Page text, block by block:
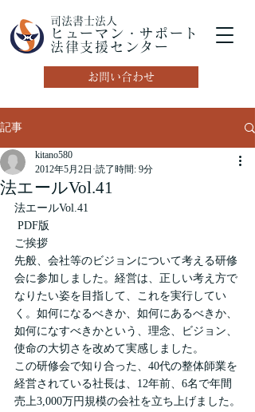
司法書士法人
ヒューマン・サポート
法律支援センター
お問い合わせ
記事
法エールVol.41
kitano580
2012年5月2日 読了時間: 9分
法エールVol.41
PDF版
ご挨拶
先般、会社等のビジョンについて考える研修
会に参加しました。経営は、正しい考え方で
なりたい姿を目指して、これを実行してい
く。如何になるべきか、如何にあるべきか、
如何になすべきかという、理念、ビジョン、
使命の大切さを改めて実感しました。
この研修会で知り合った、40代の整体師業を
経営されている社長は、12年前、6名で年間
売上3,000万円規模の会社を立ち上げました。